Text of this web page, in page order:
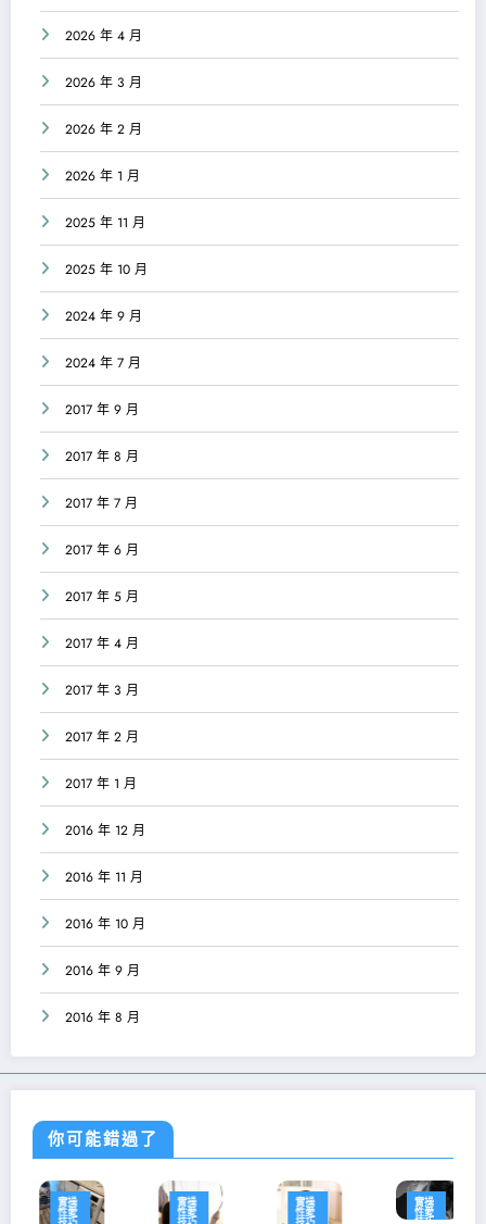
2026 年 4 月
2026 年 3 月
2026 年 2 月
2026 年 1 月
2025 年 11 月
2025 年 10 月
2024 年 9 月
2024 年 7 月
2017 年 9 月
2017 年 8 月
2017 年 7 月
2017 年 6 月
2017 年 5 月
2017 年 4 月
2017 年 3 月
2017 年 2 月
2017 年 1 月
2016 年 12 月
2016 年 11 月
2016 年 10 月
2016 年 9 月
2016 年 8 月
你可能錯過了
實操
性愛
實操
性愛
實操
性愛
實操
性愛